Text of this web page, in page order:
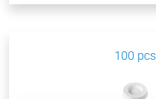
100 pcs